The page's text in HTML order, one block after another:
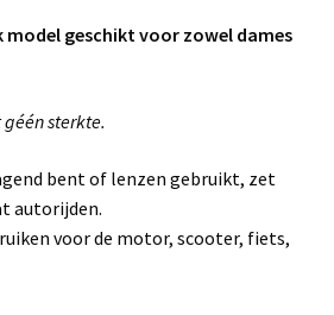
model geschikt voor zowel dames
géén sterkte.
bent of lenzen gebruikt, zet
autorijden.
voor de motor, scooter, fiets,